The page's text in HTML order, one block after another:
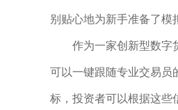
别贴心地为新手准备了模
作为一家创新型数字
可以一键跟随专业交易员
标，投资者可以根据这些